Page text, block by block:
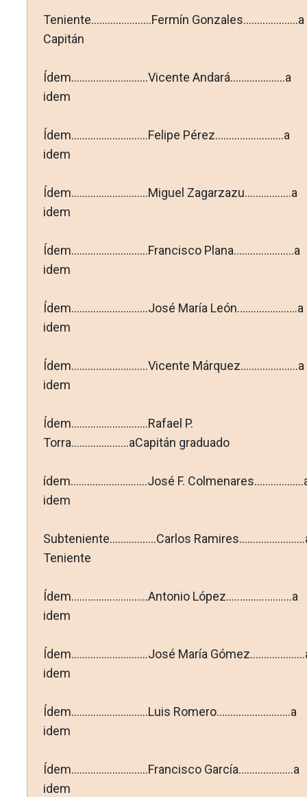
Teniente......................Fermín Gonzales....................a
Capitán
Ídem............................Vicente Andará....................a
idem
Ídem............................Felipe Pérez.........................a
idem
Ídem............................Miguel Zagarzazu.................a
idem
Ídem............................Francisco Plana......................a
idem
Ídem............................José María León......................a
idem
Ídem............................Vicente Márquez.....................a
idem
Ídem............................Rafael P.
Torra.....................aCapitán graduado
ídem............................José F.
idem
Subteniente.................Carlos
Teniente
Ídem............................Antonio López........................a
idem
Ídem............................José María
idem
Ídem............................Luis Romero...........................a
idem
Ídem............................Francisco García....................a
idem